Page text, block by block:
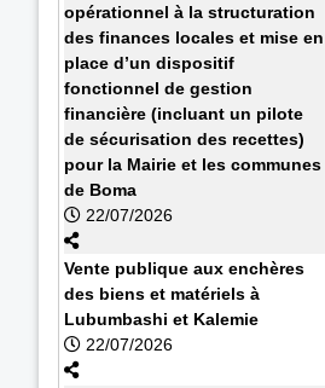
opérationnel à la structuration
des finances locales et mise en
place d’un dispositif
fonctionnel de gestion
financière (incluant un pilote
de sécurisation des recettes)
pour la Mairie et les communes
de Boma
22/07/2026
Vente publique aux enchères
des biens et matériels à
Lubumbashi et Kalemie
22/07/2026